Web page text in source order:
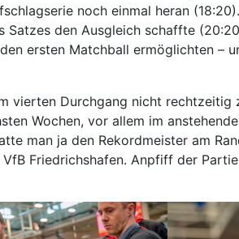
noch einmal heran
den Ausgleich schaffte
ersten Matchball ermöglichten –
vierten Durchgang nicht rechtzeitig
Wochen, vor allem im
man ja den Rekordmeister am
Friedrichshafen. Anpfiff der